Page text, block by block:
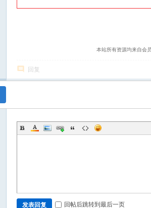
本站所有资源均来自会
回复
发表回复 回帖后跳转到最后一页